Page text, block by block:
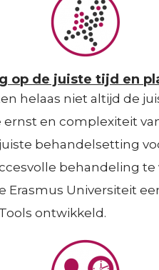
op de juiste tijd en
helaas niet altijd de
en complexiteit
behandelsetting
behandeling te
Erasmus Universiteit
ontwikkeld.